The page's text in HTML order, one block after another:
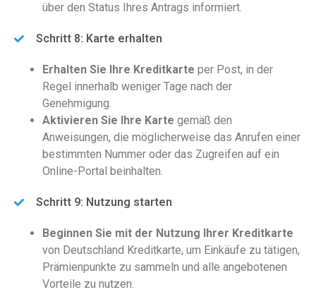
über den Status Ihres Antrags informiert.
Schritt 8: Karte erhalten
Erhalten Sie Ihre Kreditkarte per Post, in der
Regel innerhalb weniger Tage nach der
Genehmigung.
Aktivieren Sie Ihre Karte gemäß den
Anweisungen, die möglicherweise das Anrufen einer
bestimmten Nummer oder das Zugreifen auf ein
Online-Portal beinhalten.
Schritt 9: Nutzung starten
Beginnen Sie mit der Nutzung Ihrer Kreditkarte
von Deutschland Kreditkarte, um Einkäufe zu tätigen,
Prämienpunkte zu sammeln und alle angebotenen
Vorteile zu nutzen.